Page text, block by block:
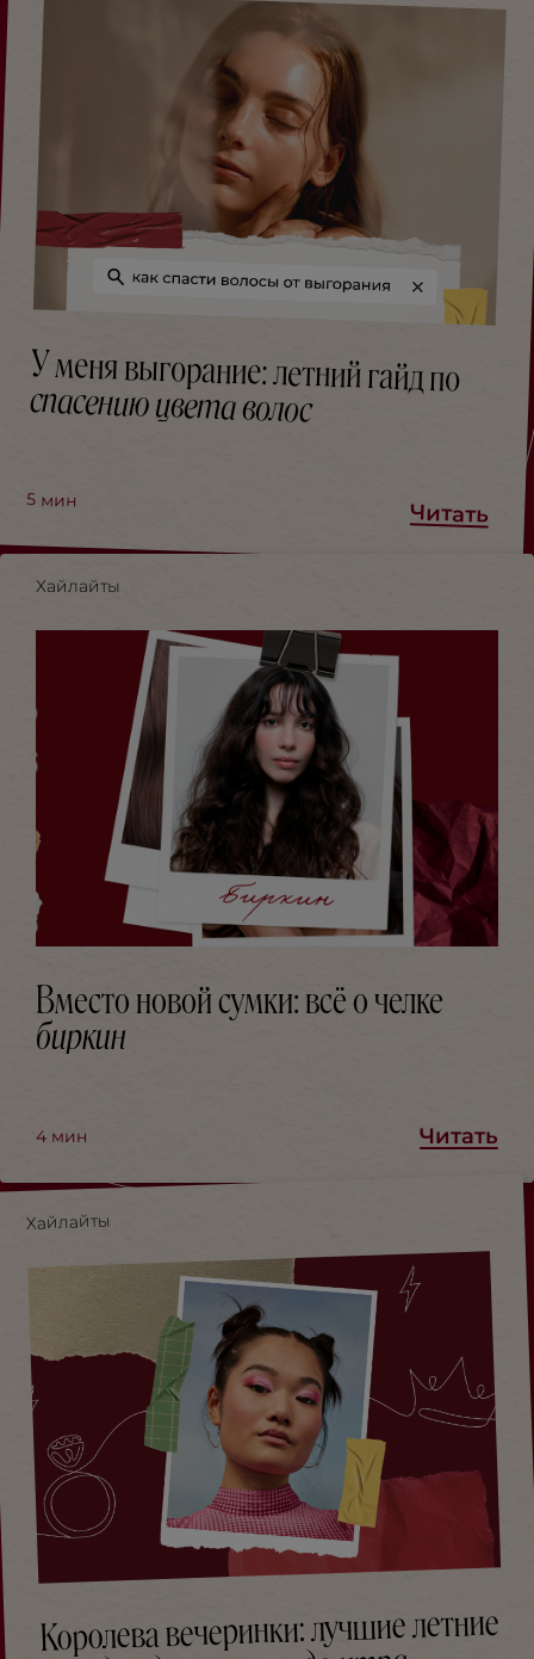
У меня выгорание: летний гайд по
спасению цвета волос
5мин Читать
Хайлайты
Вместо новой сумки: всё о челке
биркин
4 мин Читать
Хайлайты
Королева вечеринки: лучшие летние